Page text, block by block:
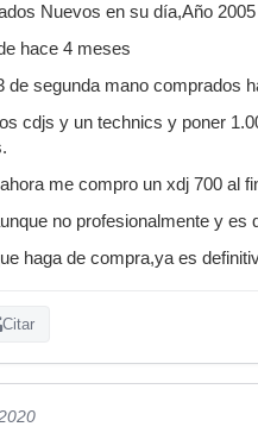
Nuevos en su día,Año
hace 4 meses
de segunda mano comprados
cdjs y un technics y poner
me compro un xdj 700 al
no profesionalmente y es
haga de compra,ya es
Citar